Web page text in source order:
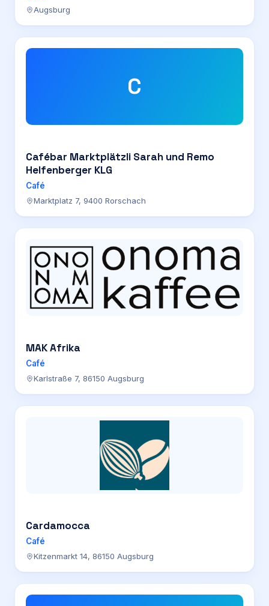
Augsburg
C
Cafébar Marktplätzli Sarah und Remo
Helfenberger KLG
Café
Marktplatz 7, 9400 Rorschach
MAK Afrika
Café
Karlstraße 7, 86150 Augsburg
Cardamocca
Café
Kitzenmarkt 14, 86150 Augsburg